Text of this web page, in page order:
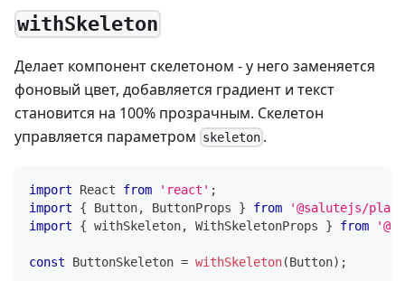
withSkeleton
Делает компонент скелетоном - у него заменяется
фоновый цвет, добавляется градиент и текст
становится на 100% прозрачным. Скелетон
управляется параметром skeleton .
import React from 'react' ;
import
{ Button, ButtonProps } from
'@salutejs/
import
{ withSkeleton, WithSkeletonProps } from
const ButtonSkeleton = withSkeleton(Button) ;